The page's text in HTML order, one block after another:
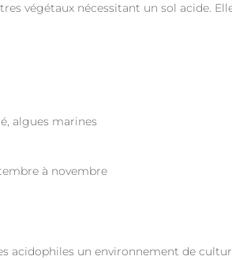
végétaux nécessitant un sol acide.
algues marines
à novembre
acidophiles un environnement de